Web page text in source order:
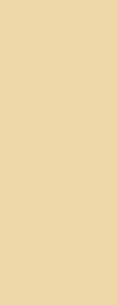
ค
อ
ค
แ
ก
ม
พ
พ
เ
ก
ค
พ